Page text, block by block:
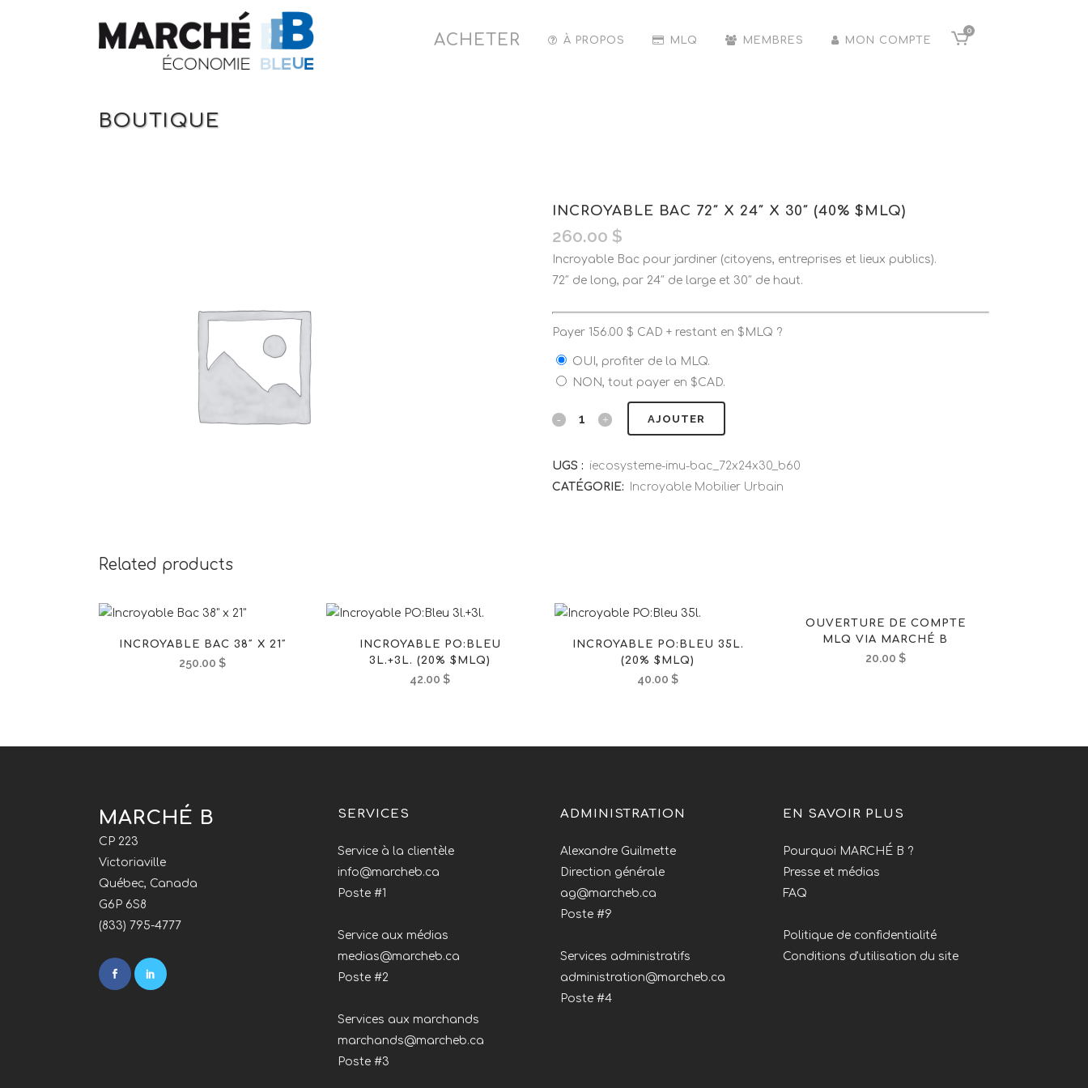
0
ACHETER À PROPOS MLQ MEMBRES MON COMPTE
BOUTIQUE
INCROYABLE BAC 72″ X 24″ X 30″ (40% $MLQ)
260.00 $
Incroyable Bac pour jardiner (citoyens, entreprises et lieux publics).
72″ de long, par 24″ de large et 30″ de haut.
Payer 156.00 $ CAD + restant en $MLQ ?
OUI, profiter de la MLQ.
NON, tout payer en $CAD.
AJOUTER
UGS : iecosysteme-imu-bac_72x24x30_b60
CATÉGORIE:
Incroyable Mobilier Urbain
Related products
INCROYABLE BAC 38″ X 21″
250.00$
INCROYABLE PO:BLEU
3L.+3L. (20% $MLQ)
42.00$
INCROYABLE PO:BLEU 35L.
(20% $MLQ)
40.00$
OUVERTURE DE COMPTE
MLQ VIA MARCHÉ B
20.00 $
MARCHÉ B
CP 223
Victoriaville
Québec, Canada
G6P 6S8
(833) 795-4777
SERVICES
Service à la clientèle
info@marcheb.ca
Poste #1
Service aux médias
medias@marcheb.ca
Poste #2
Services aux marchands
marchands@marcheb.ca
Poste #3
ADMINISTRATION
Alexandre Guilmette
Direction générale
ag@marcheb.ca
Poste #9
Services administratifs
administration@marcheb.ca
Poste #4
EN SAVOIR PLUS
Pourquoi MARCHÉ B ?
Presse et médias
FAQ
Politique de confidentialité
Conditions d'utilisation du site